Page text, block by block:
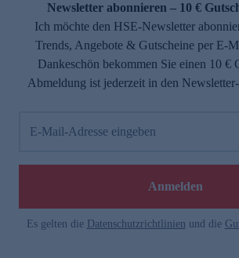
Newsletter abonnieren – 10 €
Ich möchte den HSE-Newsletter
Trends, Angebote & Gutscheine per E-
Dankeschön bekommen Sie einen 10 €
Abmeldung ist jederzeit in den
E-Mail-Adresse eingeben
Anmelden
Es gelten die Datenschutzrichtlinien und die